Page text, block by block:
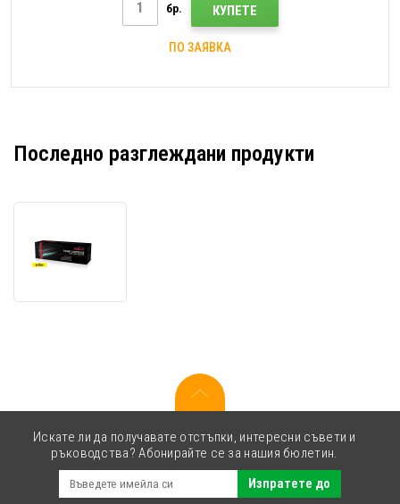
бр. КУПЕТЕ
ПО ЗАЯВКА
Последно разглеждани продукти
за
Искате ли да получавате отстъпки, интересни съвети и
ръководства? Абонирайте се за нашия бюлетин.
Изпратете до